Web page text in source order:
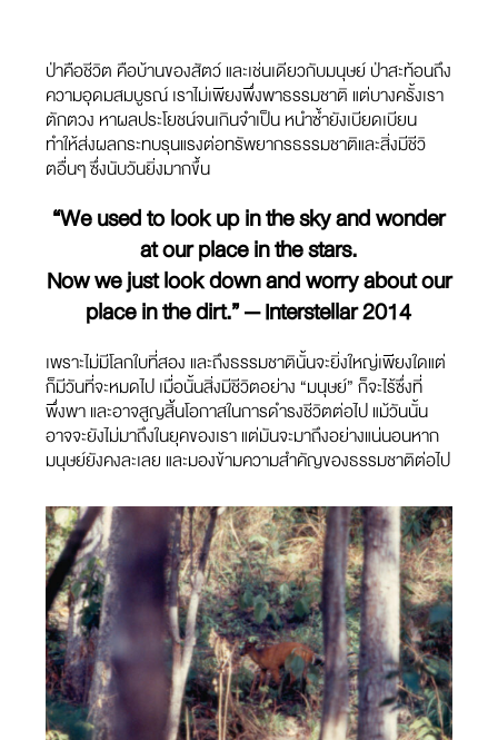
ป่าคือชีวิต คือบ้านของสัตว์ และเช่นเดียวกับมนุษย์ ป่าสะท้อนถึง
ความอุดมสมบูรณ์ เราไม่เพียงพึ่งพาธรรมชาติ แต่บางครั้งเรา
ตักตวง หาผลประโยชน์จนเกินจำเป็น หนำซ้ำยังเบียดเบียน
ทำให้ส่งผลกระทบรุนแรงต่อทรัพยากรธรรมชาติและสิ่งมีชีวิ
ตอื่นๆ ซึ่งนับวันยิ่งมากขึ้น
“We used to look up in the sky and wonder
at our place in the stars.
Now we just look down and worry about our
place in the dirt.” — Interstellar 2014
เพราะไม่มีโลกใบที่สอง และถึงธรรมชาตินั้นจะยิ่งใหญ่เพียงใดแต่
ก็มีวันที่จะหมดไป เมื่อนั้นสิ่งมีชีวิตอย่าง “มนุษย์” ก็จะไร้ซึ่งที่
พึ่งพา และอาจสูญสิ้นโอกาสในการดำรงชีวิตต่อไป แม้วันนั้น
อาจจะยังไม่มาถึงในยุคของเรา แต่มันจะมาถึงอย่างแน่นอนหาก
มนุษย์ยังคงละเลย และมองข้ามความสำคัญของธรรมชาติต่อไป